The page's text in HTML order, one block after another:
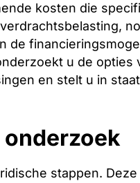
kosten die
de
u de opties
en stelt u in
stappen.